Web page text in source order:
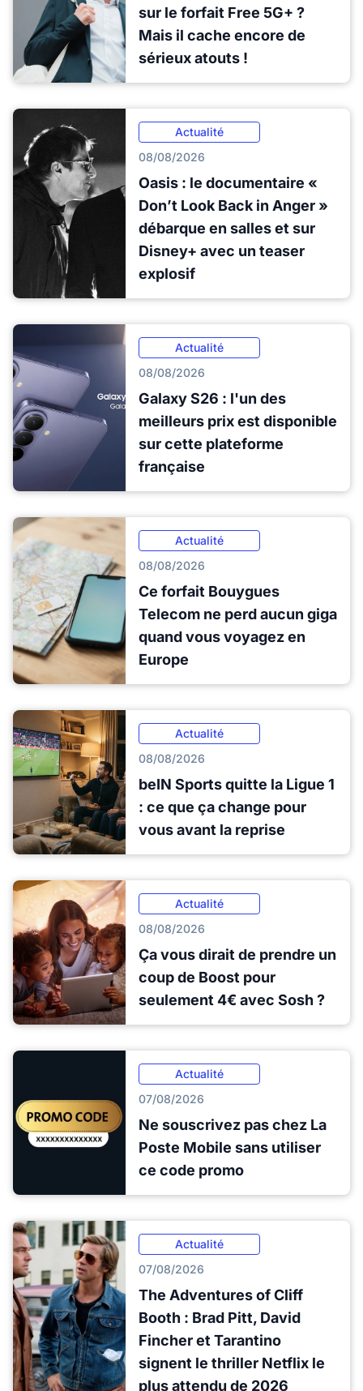
sur le forfait Free 5G+ ?
Mais il cache encore de
sérieux atouts !
Actualité
08/08/2026
Oasis : le documentaire «
Don’t Look Back in Anger »
débarque en salles et sur
Disney+ avec un teaser
explosif
Actualité
08/08/2026
Galaxy S26 : l'un des
meilleurs prix est disponible
sur cette plateforme
française
Actualité
08/08/2026
Ce forfait Bouygues
Telecom ne perd aucun giga
quand vous voyagez en
Europe
Actualité
08/08/2026
beIN Sports quitte la Ligue 1
: ce que ça change pour
vous avant la reprise
Actualité
08/08/2026
Ça vous dirait de prendre un
coup de Boost pour
seulement 4€ avec Sosh ?
Actualité
07/08/2026
Ne souscrivez pas chez La
Poste Mobile sans utiliser
ce code promo
Actualité
07/08/2026
The Adventures of Cliff
Booth : Brad Pitt, David
Fincher et Tarantino
signent le thriller Netflix le
plus attendu de 2026